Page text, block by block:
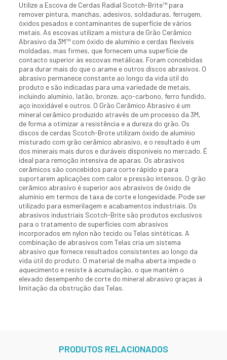
Utilize a Escova de Cerdas Radial Scotch-Brite™ para
remover pintura, manchas, adesivos, soldaduras, ferrugem,
óxidos pesados e contaminantes de superfície de vários
metais. As escovas utilizam a mistura de Grão Cerâmico
Abrasivo da 3M™ com óxido de alumínio e cerdas flexíveis
moldadas, mas firmes, que fornecem uma superfície de
contacto superior às escovas metálicas. Foram concebidas
para durar mais do que o arame e outros discos abrasivos. O
abrasivo permanece constante ao longo da vida útil do
produto e são indicadas para uma variedade de metais,
incluindo alumínio, latão, bronze, aço-carbono, ferro fundido,
aço inoxidável e outros. O Grão Cerâmico Abrasivo é um
mineral cerâmico produzido através de um processo da 3M,
de forma a otimizar a resistência e a dureza do grão. Os
discos de cerdas Scotch-Brote utilizam óxido de alumínio
misturado com grão cerâmico abrasivo, e o resultado é um
dos minerais mais duros e duráveis disponíveis no mercado. É
ideal para remoção intensiva de aparas. Os abrasivos
cerâmicos são concebidos para corte rápido e para
suportarem aplicações com calor e pressão intensos. O grão
cerâmico abrasivo é superior aos abrasivos de óxido de
alumínio em termos de taxa de corte e longevidade. Pode ser
utilizado para esmerilagem e acabamentos industriais. Os
abrasivos industriais Scotch-Brite são produtos exclusivos
para o tratamento de superfícies com abrasivos
incorporados em nylon não tecido ou Telas sintéticas. A
combinação de abrasivos com Telas cria um sistema
abrasivo que fornece resultados consistentes ao longo da
vida útil do produto. O material de malha aberta impede o
aquecimento e resiste à acumulação, o que mantém o
elevado desempenho de corte do mineral abrasivo graças à
limitação da obstrução das Telas.
PRODUTOS RELACIONADOS